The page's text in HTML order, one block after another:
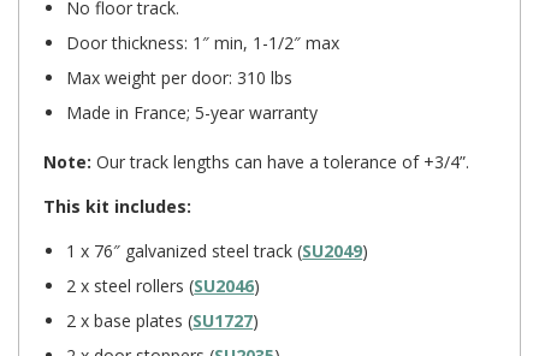
No floor track.
Door thickness: 1″ min, 1-1/2″ max
Max weight per door: 310 lbs
Made in France; 5-year warranty
Note: Our track lengths can have a tolerance of +3/4”.
This kit includes:
1 x 76″ galvanized steel track (SU2049)
2 x steel rollers (SU2046)
2 x base plates (SU1727)